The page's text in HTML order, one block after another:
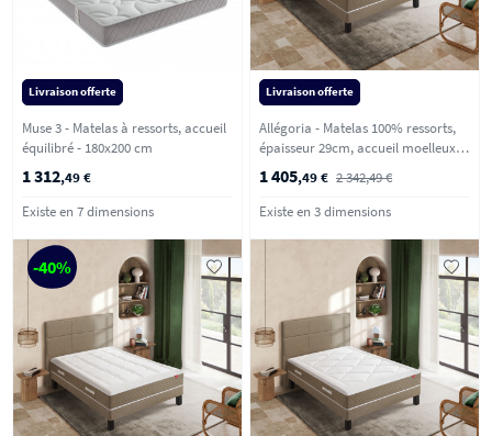
Livraison offerte
Muse 3 - Matelas à ressorts, accueil
équilibré - 180x200 cm
1 312,49 €
Existe en 7 dimensions
Livraison offerte
Allégoria - Matelas 100% ressorts,
épaisseur 29cm, accueil moelleux -
180x200 cm
1 405,49 € 2 342,49 €
Existe en 3 dimensions
-40%